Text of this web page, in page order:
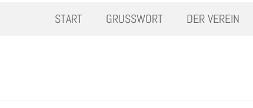
START GRUSSWORT DER VEREIN